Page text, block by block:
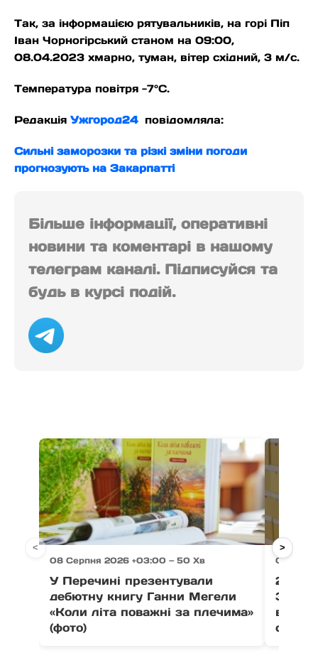
Так, за інформацією рятувальників, на горі Піп
Іван Чорногірський станом на 09:00,
08.04.2023 хмарно, туман, вітер східний, 3 м/с.
Температура повітря -7°С.
Редакція Ужгород24 повідомляла:
Сильні заморозки та різкі зміни погоди
прогнозують на Закарпатті
Більше інформації, оперативні
новини та коментарі в нашому
телеграм каналі. Підписуйся та
будь в курсі подій.
08 Серпня 2026 +03:00 — 50 Хв
У Перечині презентували
дебютну книгу Ганни Мегели
«Коли літа поважні за плечима»
(фото)
08
21
< >